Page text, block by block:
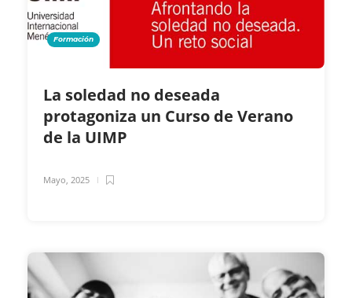
Formación
La soledad no deseada
protagoniza un Curso de Verano
de la UIMP
Mayo, 2025